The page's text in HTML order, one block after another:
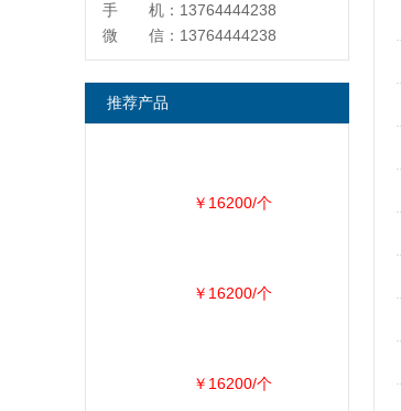
手 机：13764444238
微 信：13764444238
推荐产品
￥16200/个
￥16200/个
￥16200/个